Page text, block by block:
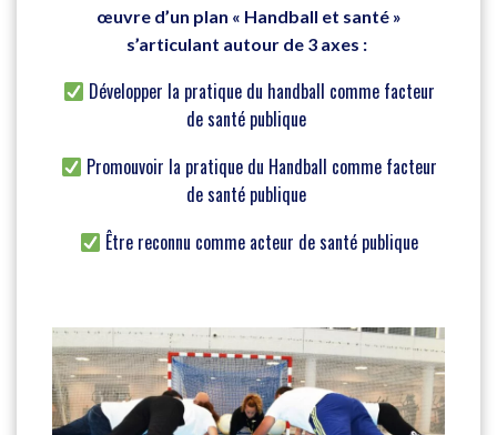
œuvre d’un plan « Handball et santé »
s’articulant autour de 3 axes :
Développer la pratique du handball comme facteur
de santé publique
Promouvoir la pratique du Handball comme facteur
de santé publique
Être reconnu comme acteur de santé publique